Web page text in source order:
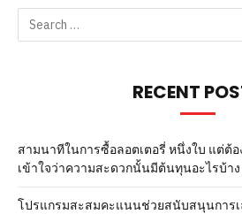
RECENT
สามนาทีในการซื้อลอตเตอรี่ หนึ่งใบ แต่ต้อ
เข้าใจว่าความสะดวกนั้นมีต้นทุนอะไรบ้าง
โปรแกรมสะสมคะแนนช่วยสนับสนุนการ